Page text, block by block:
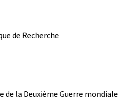
de Recherche
la Deuxième Guerre mondiale